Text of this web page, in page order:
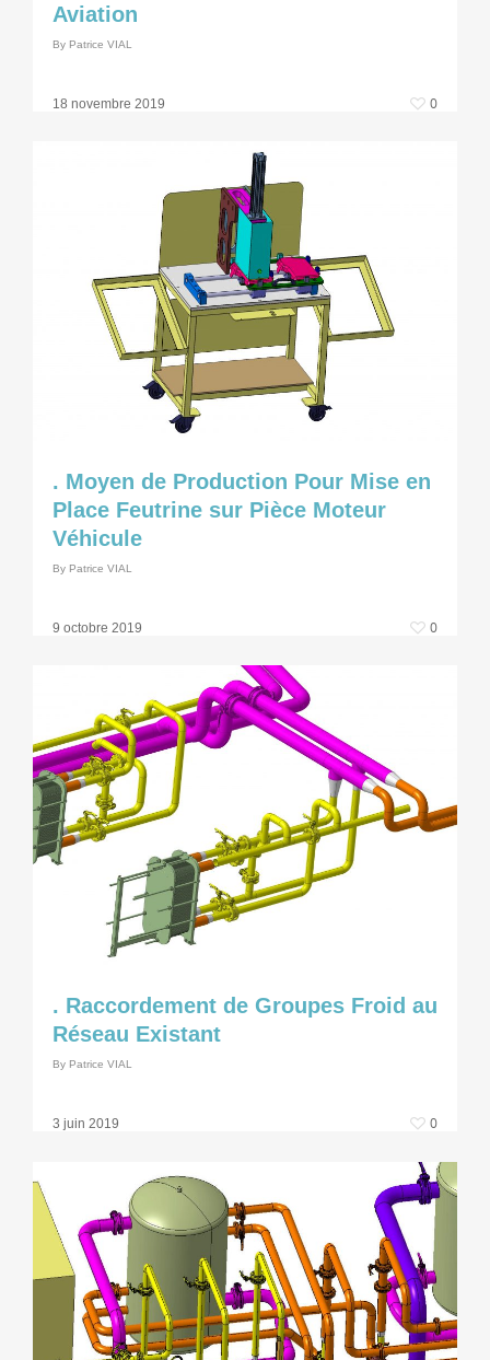
Aviation
By Patrice VIAL
18 novembre 2019 0
. Moyen de Production Pour Mise en
Place Feutrine sur Pièce Moteur
Véhicule
By Patrice VIAL
9 octobre 2019 0
. Raccordement de Groupes Froid au
Réseau Existant
By Patrice VIAL
3 juin 2019 0